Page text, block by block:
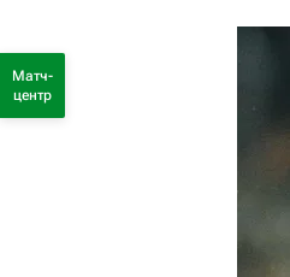
Матч-
центр